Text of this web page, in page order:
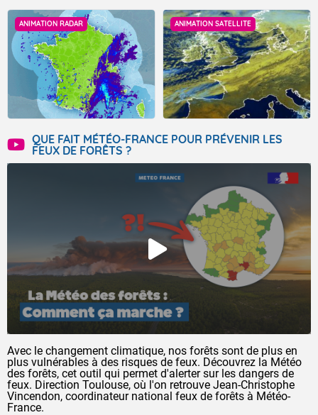
ANIMATION RADAR ANIMATION SATELLITE
QUE FAIT MÉTÉO-FRANCE POUR PRÉVENIR LES
FEUX DE FORÊTS ?
Avec le changement climatique, nos forêts sont de plus en
plus vulnérables à des risques de feux. Découvrez la Météo
des forêts, cet outil qui permet d'alerter sur les dangers de
feux. Direction Toulouse, où l'on retrouve Jean-Christophe
Vincendon, coordinateur national feux de forêts à Météo-
France.